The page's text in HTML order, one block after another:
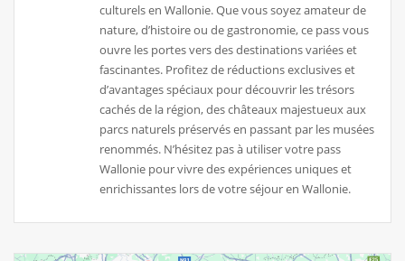
culturels en Wallonie. Que vous soyez amateur de
nature, d’histoire ou de gastronomie, ce pass vous
ouvre les portes vers des destinations variées et
fascinantes. Profitez de réductions exclusives et
d’avantages spéciaux pour découvrir les trésors
cachés de la région, des châteaux majestueux aux
parcs naturels préservés en passant par les musées
renommés. N’hésitez pas à utiliser votre pass
Wallonie pour vivre des expériences uniques et
enrichissantes lors de votre séjour en Wallonie.